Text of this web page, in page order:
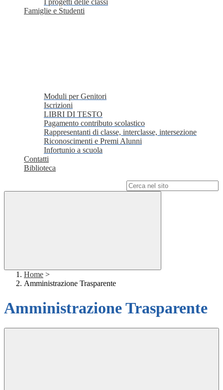
I progetti delle classi
Famiglie e Studenti
Moduli per Genitori
Iscrizioni
LIBRI DI TESTO
Pagamento contributo scolastico
Rappresentanti di classe, interclasse, intersezione
Riconoscimenti e Premi Alunni
Infortunio a scuola
Contatti
Biblioteca
Home >
Amministrazione Trasparente
Amministrazione Trasparente